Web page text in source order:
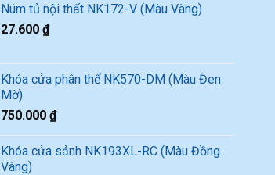
Núm tủ nội thất NK172-V (Màu Vàng)
27.600₫
Khóa cửa phân thể NK570-DM (Màu Đen
Mờ)
750.000₫
Khóa cửa sảnh NK193XL-RC (Màu Đồng
Vàng)